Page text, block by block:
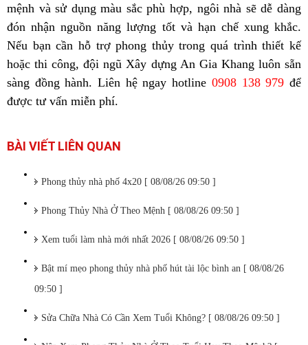
mệnh và sử dụng màu sắc phù hợp, ngôi nhà sẽ dễ dàng
đón nhận nguồn năng lượng tốt và hạn chế xung khắc.
Nếu bạn cần hỗ trợ phong thủy trong quá trình thiết kế
hoặc thi công, đội ngũ Xây dựng An Gia Khang luôn sẵn
sàng đồng hành. Liên hệ ngay hotline 0908 138 979 để
được tư vấn miễn phí.
BÀI VIẾT LIÊN QUAN
Phong thủy nhà phố 4x20 [ 08/08/26 09:50 ]
Phong Thủy Nhà Ở Theo Mệnh [ 08/08/26 09:50 ]
Xem tuổi làm nhà mới nhất 2026 [ 08/08/26 09:50 ]
Bật mí mẹo phong thủy nhà phố hút tài lộc bình an [ 08/08/26
09:50 ]
Sửa Chữa Nhà Có Cần Xem Tuổi Không? [ 08/08/26 09:50 ]